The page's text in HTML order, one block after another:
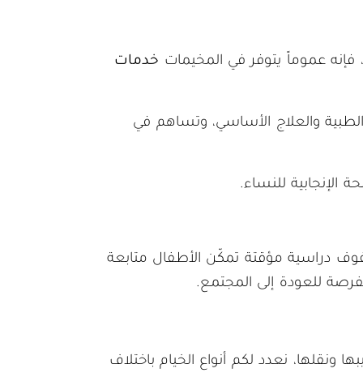
عموماً يتوفر في المخيمات خدمات
والعلاج الأساسي، وتساهم في
الإنجابية للنساء.
دراسية مؤقتة تمكّن الأطفال متابعة
للعودة إلى المجتمع.
ونقلها، نعدد لكم أنواع الخيام باختلاف